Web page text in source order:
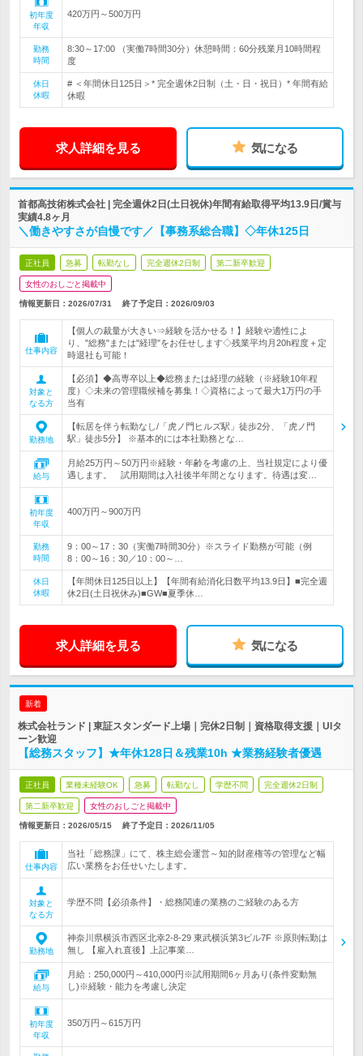
初年度
年収
420万円～500万円
勤務
時間
8:30～17:00 （実働7時間30分）休憩時間：60分残業月10時間程
度
休日
休暇
# ＜年間休日125日＞* 完全週休2日制（土・日・祝日）* 年間有給
休暇
求人詳細を見る 気になる
首都高技術株式会社 | 完全週休2日(土日祝休)年間有給取得平均13.9日/賞与
実績4.8ヶ月
＼働きやすさが自慢です／【事務系総合職】◇年休125日
正社員 急募 転勤なし 完全週休2日制 第二新卒歓迎
女性のおしごと掲載中
情報更新日：2026/07/31 終了予定日： 2026/09/03
仕事内容
【個人の裁量が大きい⇒経験を活かせる！】経験や適性によ
り、"総務"または"経理"をお任せします◇残業平均月20h程度＋定
時退社も可能！
対象と
なる方
【必須】◆高専卒以上◆総務または経理の経験（※経験10年程
度）◇未来の管理職候補を募集！◇資格によって最大1万円の手
当有
勤務地
【転居を伴う転勤なし/「虎ノ門ヒルズ駅」徒歩2分、「虎ノ門
駅」徒歩5分】 ※基本的には本社勤務とな…
給与
月給25万円～50万円※経験・年齢を考慮の上、当社規定により優
遇します。 試用期間は入社後半年間となります。待遇は変…
初年度
年収
400万円～900万円
勤務
時間
9：00～17：30（実働7時間30分）※スライド勤務が可能（例
8：00～16：30／10：00～…
休日
休暇
【年間休日125日以上】【年間有給消化日数平均13.9日】■完全週
休2日(土日祝休み)■GW■夏季休…
求人詳細を見る 気になる
新着
株式会社ランド | 東証スタンダード上場｜完休2日制｜資格取得支援｜UIタ
ーン歓迎
【総務スタッフ】★年休128日＆残業10h ★業務経験者優遇
正社員 業種未経験OK 急募 転勤なし 学歴不問 完全週休2日制
第二新卒歓迎 女性のおしごと掲載中
情報更新日：2026/05/15 終了予定日： 2026/11/05
仕事内容
当社「総務課」にて、株主総会運営～知的財産権等の管理など幅
広い業務をお任せいたします。
対象と
なる方
学歴不問【必須条件】・総務関連の業務のご経験のある方
勤務地
神奈川県横浜市西区北幸2-8-29 東武横浜第3ビル7F ※原則転勤は
無し 【雇入れ直後】上記事業…
給与
月給：250,000円～410,000円※試用期間6ヶ月あり(条件変動無
し)※経験・能力を考慮し決定
初年度
年収
350万円～615万円